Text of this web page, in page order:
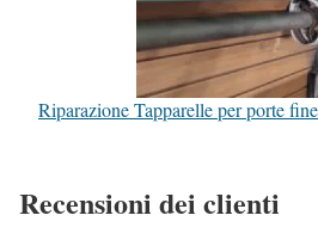
Riparazione Tapparelle per porte
Recensioni dei clienti